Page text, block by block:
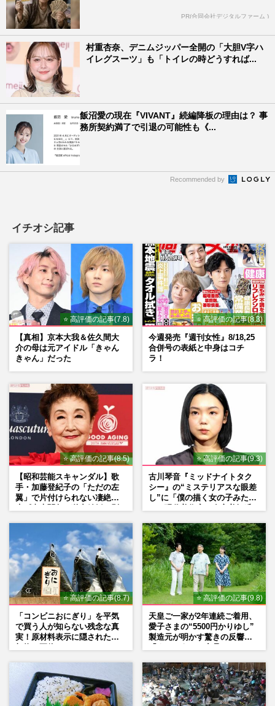
PR(合同会社デジタルファーム )
村重杏奈、デニムジッパー全開の「大胆V字ハ
イレグスーツ」も「トイレの時どうすれば...
飯沼愛の現在『VIVANT』続編降板の理由は？ 事
務所契約満了で引退の可能性も《...
Recommended by
イチオシ記事
⭐ 高評価の記事(7.8)
【真相】京本大我＆佐久間大
介の母は元アイドル「きゃん
きゃん」だった
⭐ 高評価の記事(8.3)
今週発売『週刊女性』8/18,25
合併号の表紙と中身はコチ
ラ！
⭐ 高評価の記事(8.5)
【昭和芸能スキャンダル】歌
手・加藤登紀子の「ただの左
翼」で片付けられない凄絶半
⭐ 高評価の記事(9.3)
古川琴音『ミッドナイトタク
シー』の“ミステリアスな眼差
し”に「僕の描く女の子みた
⭐ 高評価の記事(8.7)
「コンビニおにぎり」を平気
で買う人が知らない残念な真
実！原材料表示に隠された添
⭐ 高評価の記事(9.8)
天皇ご一家が2年連続ご着用、
愛子さまの“5500円かりゆし”
製造元が明かす驚きの反響